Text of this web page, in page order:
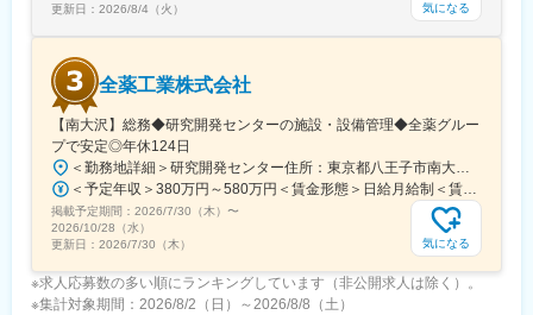
更新日： 2026/8/4（火） 気になる
全薬工業株式会社
【南大沢】総務◆研究開発センターの施設・設備管理◆全薬グルー
プで安定◎年休124日
掲載予定期間： 2026/7/30（木） 〜
2026/10/28（水）
更新日： 2026/7/30（木） 気になる
※求人応募数の多い順にランキングしています（非公開求人は除く）。
※集計対象期間：2026/8/2（日）～2026/8/8（土）